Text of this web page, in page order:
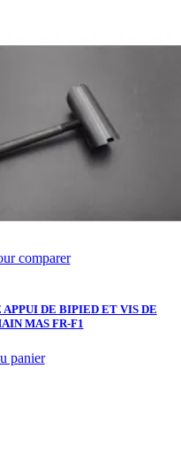
comparer
APPUI DE BIPIED ET VIS DE
MAS FR-F1
panier